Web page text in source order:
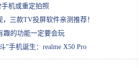
机或重定拍照
三款TV投屏软件亲测推荐！
趣的功能一定要会玩
”手机诞生：realme X50 Pro